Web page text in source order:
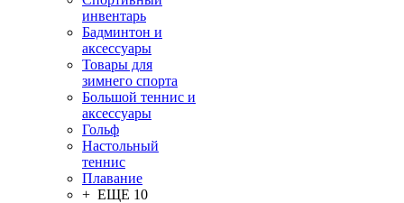
инвентарь
Бадминтон и
аксессуары
Товары для
зимнего спорта
Большой теннис и
аксессуары
Гольф
Настольный
теннис
Плавание
+ ЕЩЕ 10